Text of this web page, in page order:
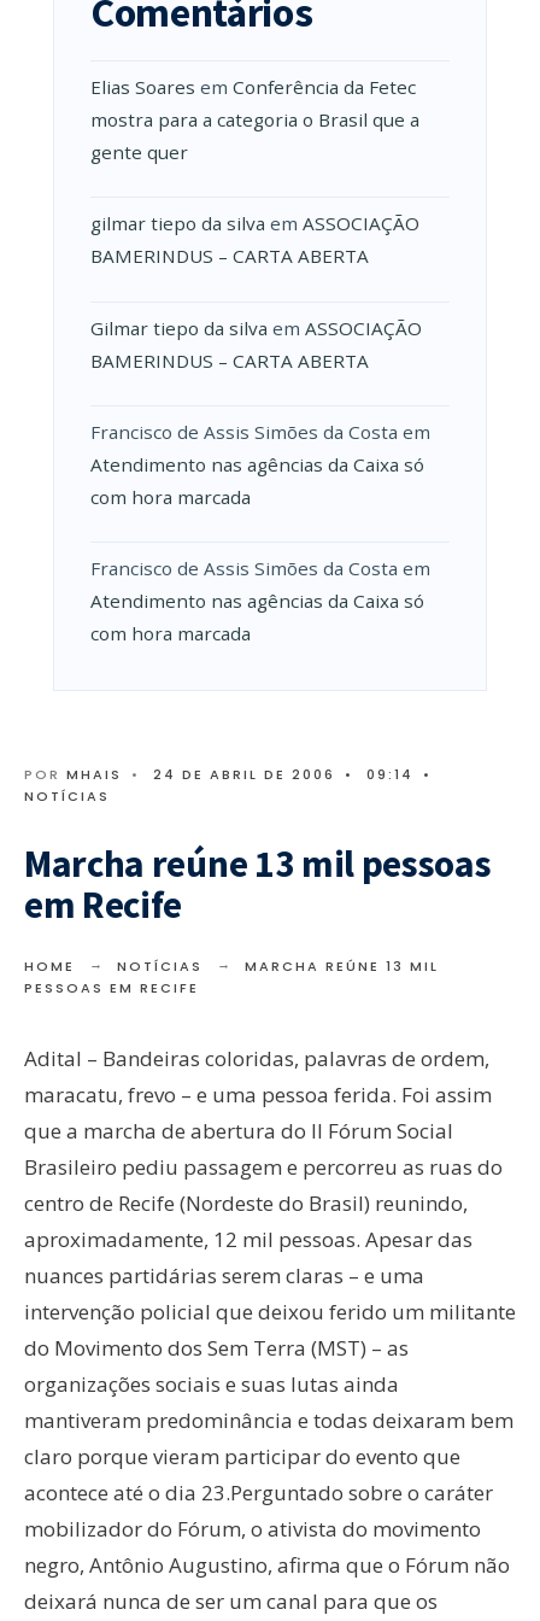
Comentários
Elias Soares em Conferência da Fetec
mostra para a categoria o Brasil que a
gente quer
gilmar tiepo da silva em ASSOCIAÇÃO
BAMERINDUS – CARTA ABERTA
Gilmar tiepo da silva em ASSOCIAÇÃO
BAMERINDUS – CARTA ABERTA
Francisco de Assis Simões da Costa em
Atendimento nas agências da Caixa só
com hora marcada
Francisco de Assis Simões da Costa em
Atendimento nas agências da Caixa só
com hora marcada
POR MHAIS • 24 DE ABRIL DE 2006 • 09:14
•
NOTÍCIAS
Marcha reúne 13 mil pessoas
em Recife
HOME NOTÍCIAS
MARCHA REÚNE 13 MIL
PESSOAS EM RECIFE
Adital – Bandeiras coloridas, palavras de ordem,
maracatu, frevo – e uma pessoa ferida. Foi assim
que a marcha de abertura do II Fórum Social
Brasileiro pediu passagem e percorreu as ruas do
centro de Recife (Nordeste do Brasil) reunindo,
aproximadamente, 12 mil pessoas. Apesar das
nuances partidárias serem claras – e uma
intervenção policial que deixou ferido um militante
do Movimento dos Sem Terra (MST) – as
organizações sociais e suas lutas ainda
mantiveram predominância e todas deixaram bem
claro porque vieram participar do evento que
acontece até o dia 23.Perguntado sobre o caráter
mobilizador do Fórum, o ativista do movimento
negro, Antônio Augustino, afirma que o Fórum não
deixará nunca de ser um canal para que os